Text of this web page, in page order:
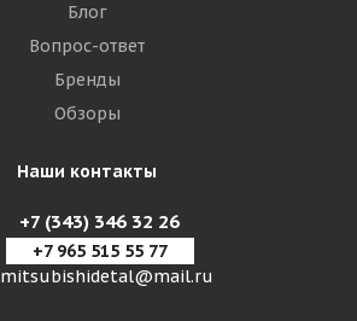
Блог
Вопрос-ответ
Бренды
Обзоры
Наши контакты
+7 (343) 346 32 26
+7 965 515 55 77
mitsubishidetal@mail.ru